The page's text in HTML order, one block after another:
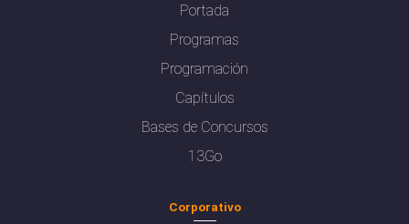
Portada
Programas
Programación
Capítulos
Bases de Concursos
13Go
Corporativo